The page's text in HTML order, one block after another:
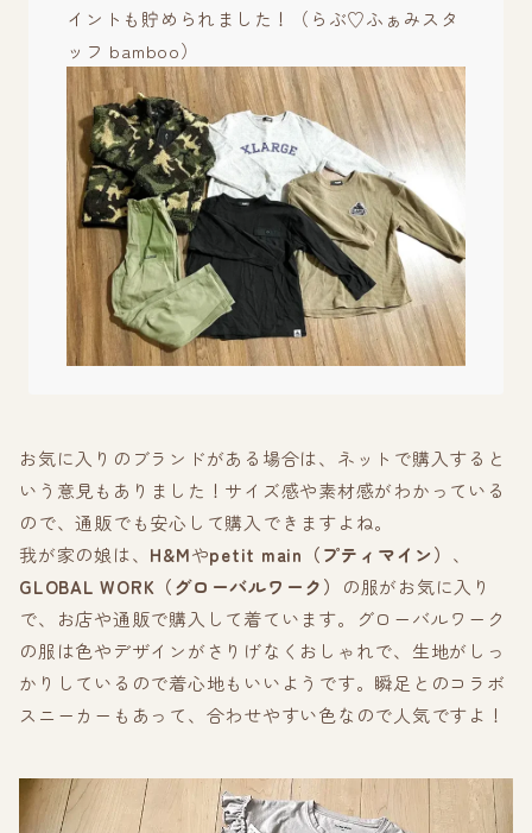
イントも貯められました！（らぶ♡ふぁみスタ
ッフ bamboo）
お気に入りのブランドがある場合は、ネットで購入すると
いう意見もありました！サイズ感や素材感がわかっている
ので、通販でも安心して購入できますよね。
我が家の娘は、 H&Mやpetit main（プティマイン） 、
GLOBAL WORK（グローバルワーク）
の服がお気に入り
で、お店や通販で購入して着ています。グローバルワーク
の服は色やデザインがさりげなくおしゃれで、生地がしっ
かりしているので着心地もいいようです。瞬足とのコラボ
スニーカーもあって、合わせやすい色なので人気ですよ！